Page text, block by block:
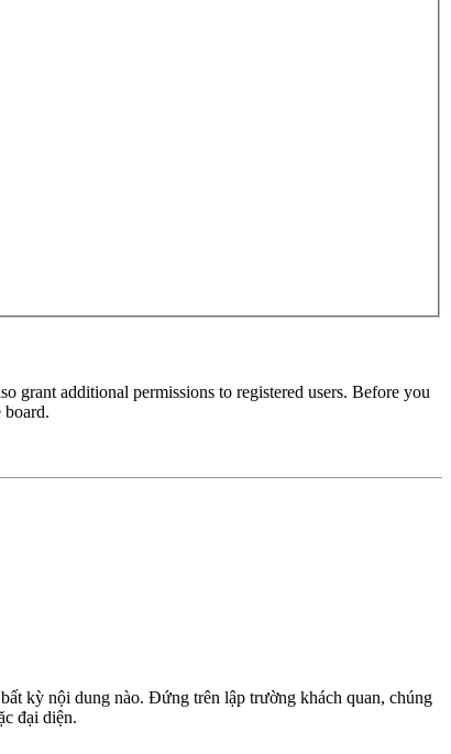
grant additional permissions to registered users. Before you
board.
kỳ nội dung nào. Đứng trên lập trường khách quan, chúng
đại diện.